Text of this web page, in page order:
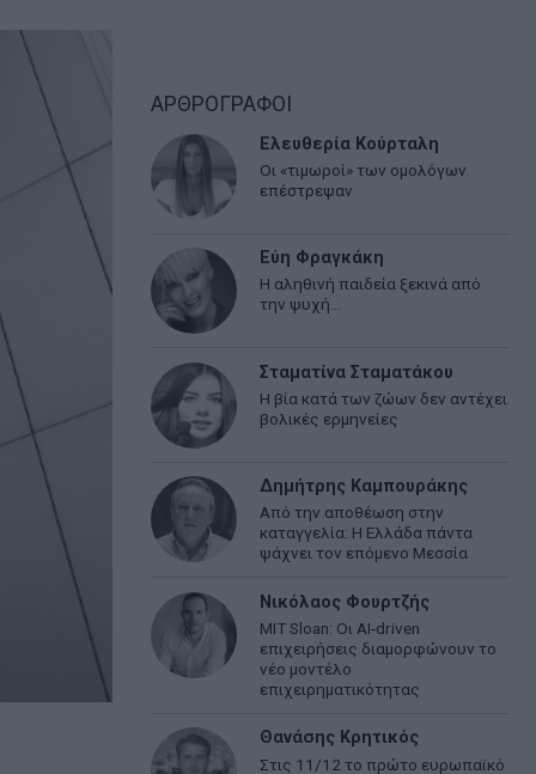
ΑΡΘΡΟΓΡΑΦΟΙ
Ελευθερία Κούρταλη
Οι «τιμωροί» των ομολόγων
επέστρεψαν
Εύη Φραγκάκη
Η αληθινή παιδεία ξεκινά από
την ψυχή…
Σταματίνα Σταματάκου
Η βία κατά των ζώων δεν αντέχει
βολικές ερμηνείες
Δημήτρης Καμπουράκης
Από την αποθέωση στην
καταγγελία: Η Ελλάδα πάντα
ψάχνει τον επόμενο Μεσσία
Νικόλαος Φουρτζής
MIT Sloan: Οι AI-driven
επιχειρήσεις διαμορφώνουν το
νέο μοντέλο
επιχειρηματικότητας
Θανάσης Κρητικός
Στις 11/12 το πρώτο ευρωπαϊκό